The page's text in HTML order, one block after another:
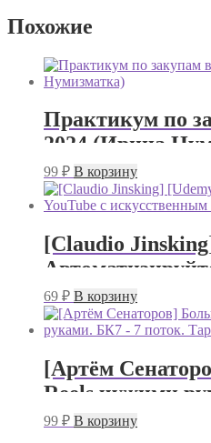
Похожие
Практикум по
2024 (Ирина
99 ₽ В корзину
[Claudio
с
(2025)
69 ₽ В корзину
[Артём
Reels чужими
поток. Тариф
99 ₽ В корзину